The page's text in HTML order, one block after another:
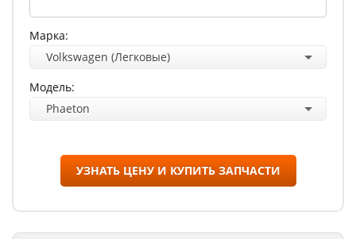
Марка:
Volkswagen (Легковые)
Модель:
Phaeton
УЗНАТЬ ЦЕНУ И КУПИТЬ ЗАПЧАСТИ